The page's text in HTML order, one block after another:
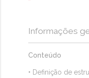
Informações
Conteúdo
• Definição de